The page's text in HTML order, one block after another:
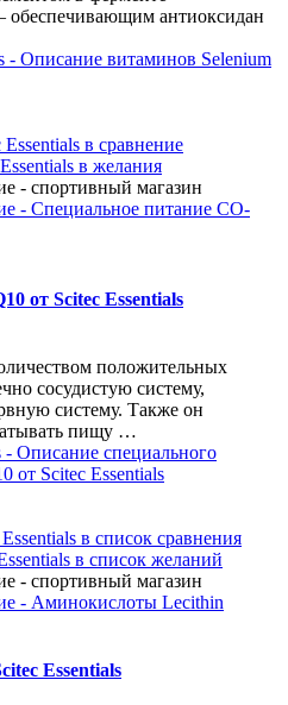
обеспечивающим антиоксидан
в сравнение
в желания
от Scitec Essentials
положительных
сосудистую систему,
систему. Также он
пищу …
в список сравнения
в список желаний
Essentials